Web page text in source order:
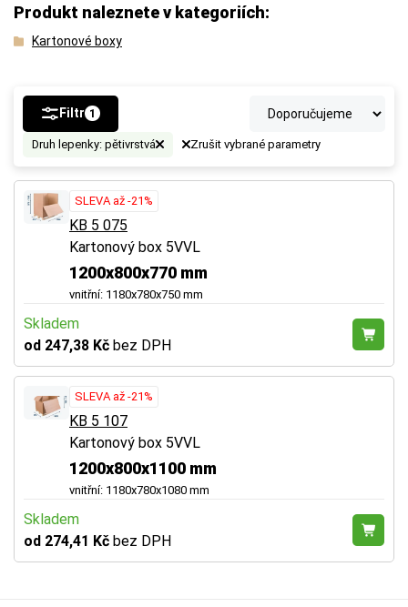
Produkt naleznete v kategoriích:
Kartonové boxy
Filtr 1
Druh lepenky: pětivrstvá Zrušit vybrané parametry
SLEVA až -21%
KB 5 075
Kartonový box 5VVL
1200x800x770 mm
vnitřní: 1180x780x750 mm
Skladem
od 247,38 Kč bez DPH
SLEVA až -21%
KB 5 107
Kartonový box 5VVL
1200x800x1100 mm
vnitřní: 1180x780x1080 mm
Skladem
od 274,41 Kč bez DPH